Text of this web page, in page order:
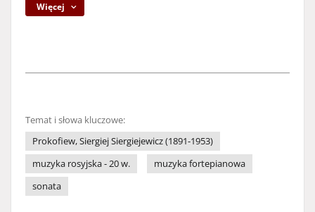
Więcej
Temat i słowa kluczowe:
Prokofiew, Siergiej Siergiejewicz (1891-1953)
muzyka rosyjska - 20 w.
muzyka fortepianowa
sonata